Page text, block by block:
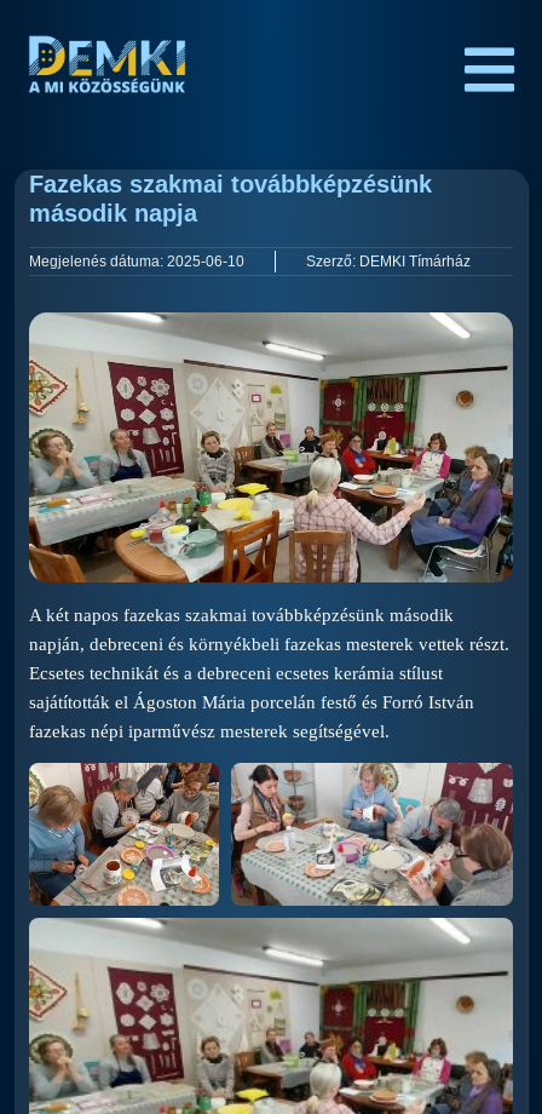
Fazekas szakmai továbbképzésünk
második napja
Megjelenés dátuma: 2025-06-10 Szerző: DEMKI Tímárház
A két napos fazekas szakmai továbbképzésünk második
napján, debreceni és környékbeli fazekas mesterek vettek részt.
Ecsetes technikát és a debreceni ecsetes kerámia stílust
sajátították el Ágoston Mária porcelán festő és Forró István
fazekas népi iparművész mesterek segítségével.